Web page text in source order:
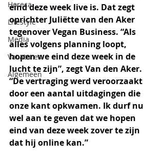
Horeca
Lifestyle
Media
Vacatures
Algemeen
eind deze week live is. Dat zegt
oprichter Juliëtte van den Aker
tegenover Vegan Business. “Als
alles volgens planning loopt,
hopen we eind deze week in de
lucht te zijn”, zegt Van den Aker.
“De vertraging werd veroorzaakt
door een aantal uitdagingen die
onze kant opkwamen. Ik durf nu
wel aan te geven dat we hopen
eind van deze week zover te zijn
dat hij online kan.”